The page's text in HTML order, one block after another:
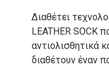
Διαθέτει
LEATHER SOCK
αντιολισθητικά
διαθέτουν έναν